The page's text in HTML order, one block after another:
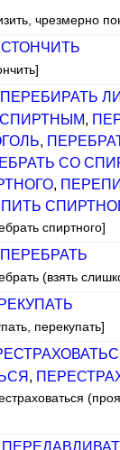
чрезмерно
ПЕРЕБИРАТЬ
,
,
СО
,
спиртного]
ПЕРЕБРАТЬ
(взять
перекупать]
,